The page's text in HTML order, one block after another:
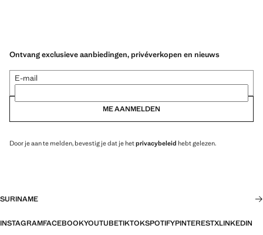
Ontvang exclusieve aanbiedingen, privéverkopen en nieuws
E-mail
ME AANMELDEN
Door je aan te melden, bevestig je dat je hetprivacybeleid hebt gelezen.
SURINAME
INSTAGRAMFACEBOOKYOUTUBETIKTOKSPOTIFYPINTERESTXLINKEDIN